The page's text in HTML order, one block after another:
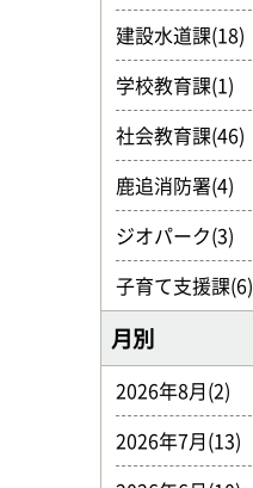
建設水道課(18)
学校教育課(1)
社会教育課(46)
鹿追消防署(4)
ジオパーク(3)
子育て支援課(6)
月別
2026年8月(2)
2026年7月(13)